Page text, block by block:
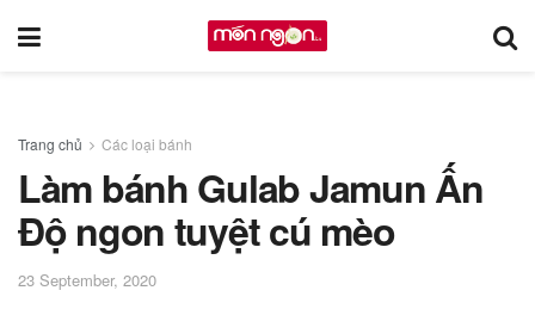
Trang chủ Các loại bánh
Làm bánh Gulab Jamun Ấn
Độ ngon tuyệt cú mèo
23 September, 2020